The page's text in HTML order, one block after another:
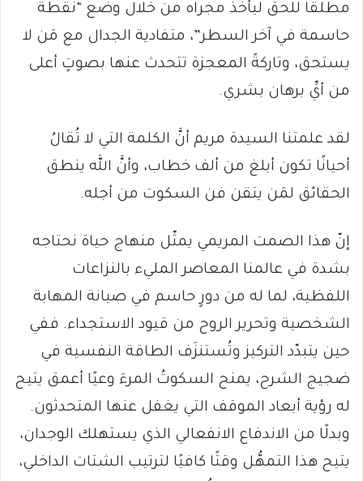
مطلقًا للحق ليأخذ مجراه من خلال وضع “نقطة
حاسمة في آخر السطر”، متفادية الجدال مع مَن لا
يستحق، وتاركةً المعجزة تتحدث عنها بصوتٍ أعلى
من أيِّ برهان بشري.
لقد علمتنا السيدة مريم أنَّ الكلمة التي لا تُقالُ
أحيانًا تكون أبلغ من ألف خطاب، وأنَّ الله ينطق
الحقائق لمَن يتقن فن السكوت من أجله.
إنّ هذا الصمت المريمي يمثّل منهاج حياة نحتاجه
بشدة في عالمنا المعاصر المليء بالنزاعات
اللفظية، لما له من دورٍ حاسم في صيانة المهابة
الشخصية وتحرير الروح من قيود الاستجداء. ففي
حين يتبدّد التركيز وتُستنزَف الطاقة النفسية في
ضجيج الشرح، يمنح السكوتُ المرءَ وعيًا أعمق يتيح
له رؤية أبعاد الموقف التي يغفل عنها المتحدثون.
وبدلًا من الاندفاع الانفعالي الذي يستهلك الوجدان،
يتيح هذا التمهُّل وقتًا كافيًا لترتيب الشتات الداخلي،